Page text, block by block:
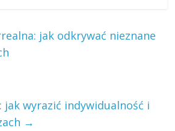
jak odkrywać nieznane
jak wyrazić indywidualność i
→